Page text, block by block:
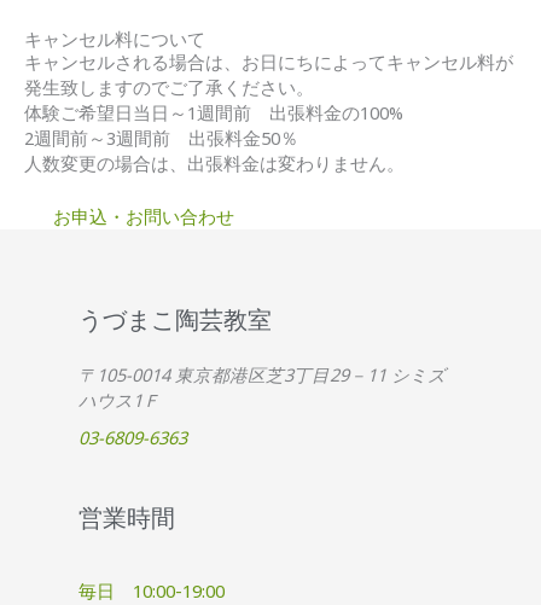
キャンセル料について
キャンセルされる場合は、お日にちによってキャンセル料が
発生致しますのでご了承ください。
体験ご希望日当日～1週間前 出張料金の100%
2週間前～3週間前 出張料金50％
人数変更の場合は、出張料金は変わりません。
お申込・お問い合わせ
うづまこ陶芸教室
〒105-0014 東京都港区芝3丁目29－11 シミズ
ハウス1Ｆ
03-6809-6363
営業時間
毎日 10:00-19:00